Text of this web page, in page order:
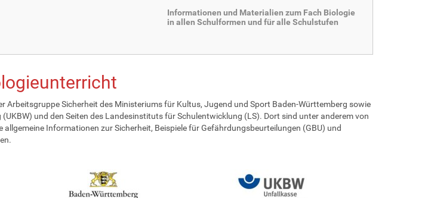
Informationen und Materialien zum Fach Biologie
in allen Schulformen und für alle Schulstufen
Arbeitsgruppe Sicherheit des Ministeriums für Kultus, Jugend und Sport Baden-Württemberg sowie
und den Seiten des Landesinstituts für Schulentwicklung (LS). Dort sind unter anderem von
allgemeine Informationen zur Sicherheit, Beispiele für Gefährdungsbeurteilungen (GBU) und